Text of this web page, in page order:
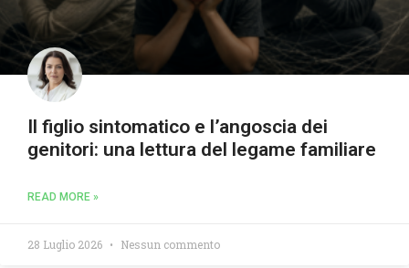
Il figlio sintomatico e l’angoscia dei
genitori: una lettura del legame familiare
READ MORE »
28 Luglio 2026 Nessun commento